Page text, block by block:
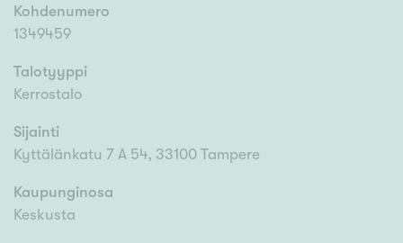
Kohdenumero
1349459
Talotyyppi
Kerrostalo
Sijainti
Kyttälänkatu 7 A 54, 33100 Tampere
Kaupunginosa
Keskusta